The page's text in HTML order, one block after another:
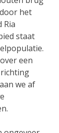
het
Ria
staat
een
we af